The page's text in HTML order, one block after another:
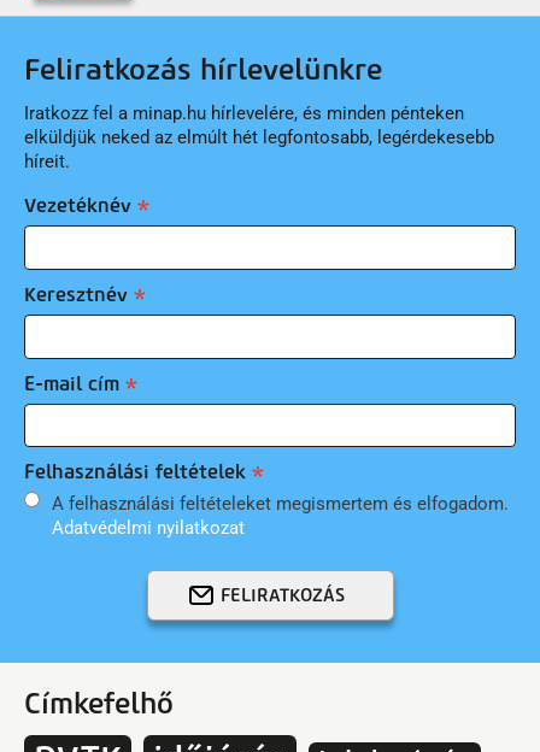
Feliratkozás hírlevelünkre
Iratkozz fel a minap.hu hírlevelére, és minden pénteken
elküldjük neked az elmúlt hét legfontosabb, legérdekesebb
híreit.
Vezetéknév
Keresztnév
E-mail cím
Felhasználási feltételek
A felhasználási feltételeket megismertem és elfogadom.
Adatvédelmi nyilatkozat
FELIRATKOZÁS
Címkefelhő